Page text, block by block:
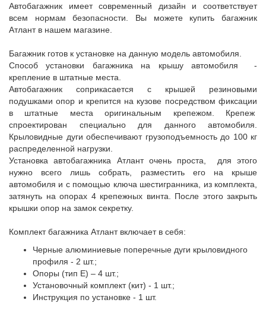
Автобагажник имеет современный дизайн и соответствует
всем нормам безопасности. Вы можете купить багажник
Атлант в нашем магазине.
Багажник готов к установке на данную модель автомобиля.
Способ установки багажника на крышу автомобиля -
крепление в штатные места.
Автобагажник соприкасается с крышей резиновыми
подушками опор и крепится на кузове посредством фиксации
в штатные места оригинальным крепежом. Крепеж
спроектирован специально для данного автомобиля.
Крыловидные дуги обеспечивают грузоподъемность до 100 кг
распределенной нагрузки.
Установка автобагажника Атлант очень проста, для этого
нужно всего лишь собрать, разместить его на крыше
автомобиля и с помощью ключа шестигранника, из комплекта,
затянуть на опорах 4 крепежных винта. После этого закрыть
крышки опор на замок секретку.
Комплект багажника Атлант включает в себя:
Черные алюминиевые поперечные дуги крыловидного
профиля - 2 шт.;
Опоры (тип Е) – 4 шт.;
Установочный комплект (кит) - 1 шт.;
Инструкция по установке - 1 шт.